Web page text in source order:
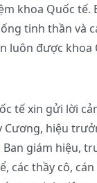
khoa Quốc tế.
tinh thần và
luôn được khoa
tế xin gửi lời
Cương, hiệu
giám hiệu,
các thầy cô,